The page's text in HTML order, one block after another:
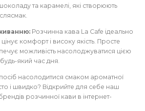
та карамелі, які створюють
Розчинна кава La Cafe ідеально
цінує комфорт і високу якість. Просте
можливість насолоджуватися цією
який час дня.
насолодитися смаком ароматної
і швидко? Відкрийте для себе наш
розчинної кави в інтернет-